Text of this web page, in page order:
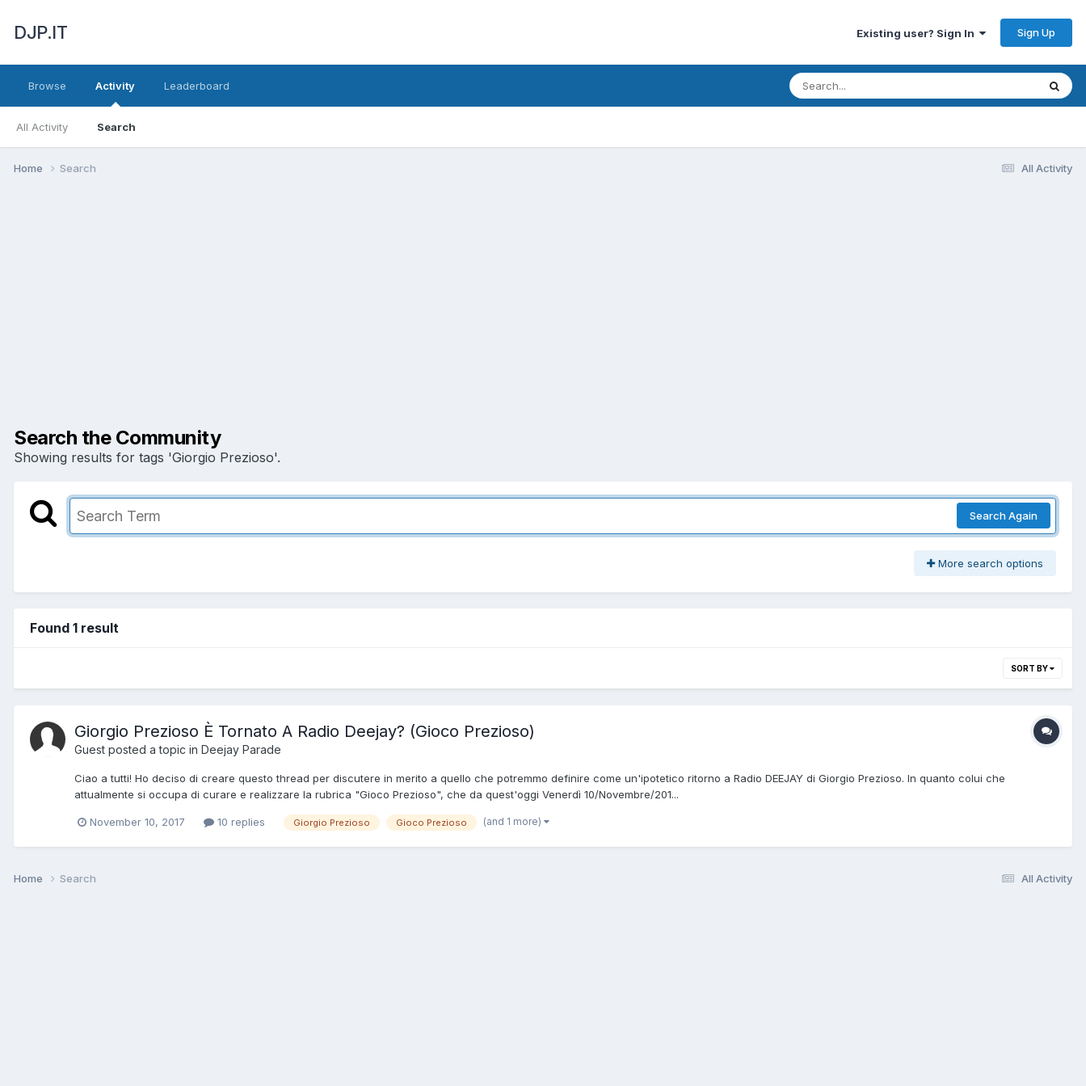
DJP.IT Existing user? Sign In Sign Up
Browse Activity
All Activity Search
Leaderboard
All Activity
Home Search
Search the Community
Showing results for tags 'Giorgio Prezioso'.
Search Again
More search options
Found 1 result
SORT BY
Giorgio Prezioso È Tornato A Radio Deejay? (Gioco Prezioso)
Guest posted a topic in Deejay Parade
Ciao a tutti! Ho deciso di creare questo thread per discutere in merito a quello che potremmo definire come un'ipotetico ritorno a Radio DEEJAY di Giorgio Prezioso. In quanto colui che
attualmente si occupa di curare e realizzare la rubrica "Gioco Prezioso", che da quest'oggi Venerdì 10/Novembre/201...
November 10, 2017 10 replies Giorgio Prezioso Gioco Prezioso (and 1 more)
All Activity
Home Search